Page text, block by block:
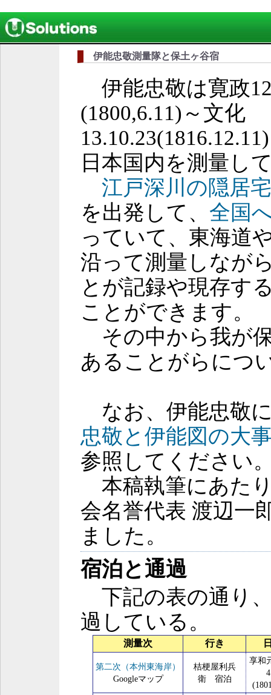
伊能忠敬測量隊と保土ヶ谷宿
伊能忠敬は寛政
(1800,6.11)～文化
日本国内を測量し
江戸深川の隠居
を出発して、 全国
っていて、東海道
沿って測量しなが
とが記録や現存す
ことができます。
その中から我が
あることがらにつ
なお、伊能忠敬
忠敬と伊能図の大
参照してください
本稿執筆にあた
会名誉代表 渡辺一
ました。
宿泊と通過
下記の表の通り
過している。
測量次 行き
第二次（本州東海岸）
Googleマップ
桔梗屋利兵
衛 宿泊
享和